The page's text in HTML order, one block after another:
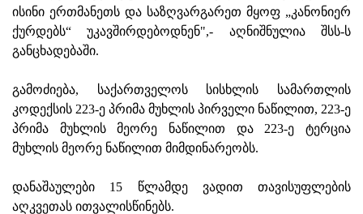
ისინი ერთმანეთს და საზღვარგარეთ მყოფ „კანონიერ
ქურდებს“ უკავშირდებოდნენ",- აღნიშნულია შსს-ს
განცხადებაში.
გამოძიება, საქართველოს სისხლის სამართლის
კოდექსის 223-ე პრიმა მუხლის პირველი ნაწილით, 223-ე
პრიმა მუხლის მეორე ნაწილით და 223-ე ტერცია
მუხლის მეორე ნაწილით მიმდინარეობს.
დანაშაულები 15 წლამდე ვადით თავისუფლების
აღკვეთას ითვალისწინებს.